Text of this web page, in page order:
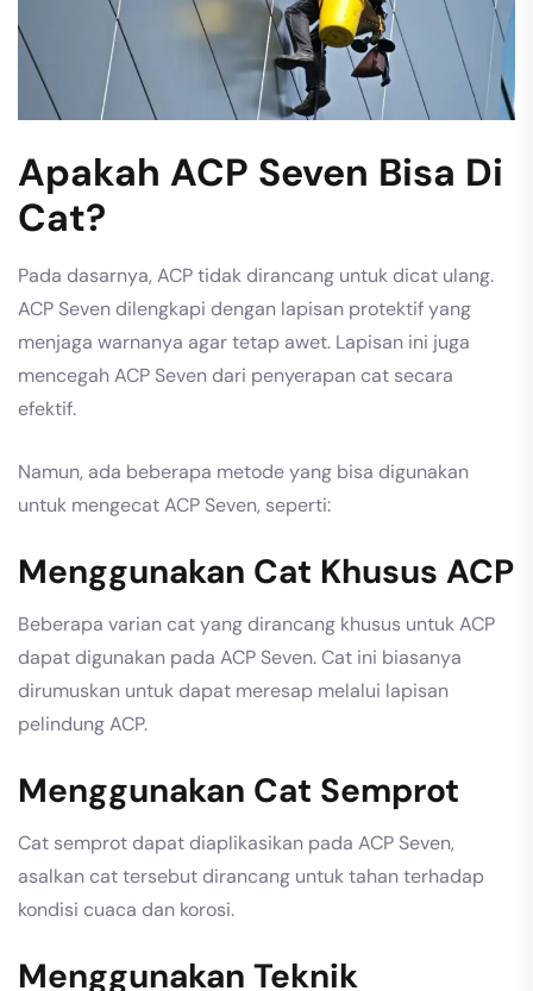
Apakah ACP Seven Bisa Di
Cat?
Pada dasarnya, ACP tidak dirancang untuk dicat ulang.
ACP Seven dilengkapi dengan lapisan protektif yang
menjaga warnanya agar tetap awet. Lapisan ini juga
mencegah ACP Seven dari penyerapan cat secara
efektif.
Namun, ada beberapa metode yang bisa digunakan
untuk mengecat ACP Seven, seperti:
Menggunakan Cat Khusus ACP
Beberapa varian cat yang dirancang khusus untuk ACP
dapat digunakan pada ACP Seven. Cat ini biasanya
dirumuskan untuk dapat meresap melalui lapisan
pelindung ACP.
Menggunakan Cat Semprot
Cat semprot dapat diaplikasikan pada ACP Seven,
asalkan cat tersebut dirancang untuk tahan terhadap
kondisi cuaca dan korosi.
Menggunakan Teknik